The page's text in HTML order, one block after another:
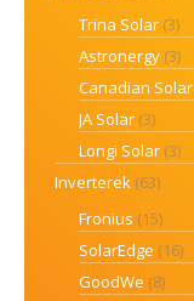
Trina Solar (3)
Astronergy (3)
Canadian Solar
JA Solar (3)
Longi Solar (3)
Inverterek (63)
Fronius (15)
SolarEdge (16)
GoodWe (8)